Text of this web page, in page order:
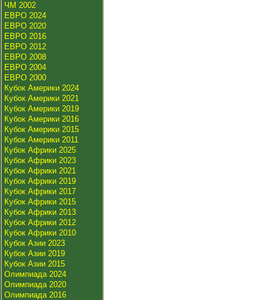
ЧМ 2002
ЕВРО 2024
ЕВРО 2020
ЕВРО 2016
ЕВРО 2012
ЕВРО 2008
ЕВРО 2004
ЕВРО 2000
Кубок Америки 2024
Кубок Америки 2021
Кубок Америки 2019
Кубок Америки 2016
Кубок Америки 2015
Кубок Америки 2011
Кубок Африки 2025
Кубок Африки 2023
Кубок Африки 2021
Кубок Африки 2019
Кубок Африки 2017
Кубок Африки 2015
Кубок Африки 2013
Кубок Африки 2012
Кубок Африки 2010
Кубок Азии 2023
Кубок Азии 2019
Кубок Азии 2015
Олимпиада 2024
Олимпиада 2020
Олимпиада 2016